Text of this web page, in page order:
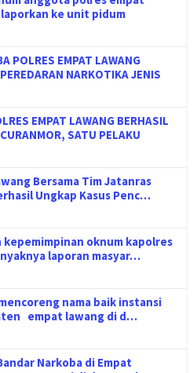
ke unit pidum
POLRES EMPAT LAWANG
NARKOTIKA JENIS
EMPAT LAWANG BERHASIL
SATU PELAKU
Bersama Tim Jatanras
Ungkap Kasus Penc…
kepemimpinan oknum kapolres
laporan masyar…
nama baik instansi
empat lawang di d…
Narkoba di Empat